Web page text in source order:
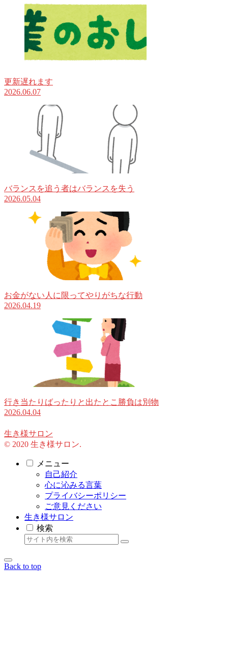
更新遅れます
2026.06.07
バランスを追う者はバランスを失う
2026.05.04
お金がない人に限ってやりがちな行動
2026.04.19
行き当たりばったりと出たとこ勝負は別物
2026.04.04
生き様サロン
© 2020 生き様サロン.
メニュー
自己紹介
心に沁みる言葉
プライバシーポリシー
ご意見ください
生き様サロン
検索
Back to top